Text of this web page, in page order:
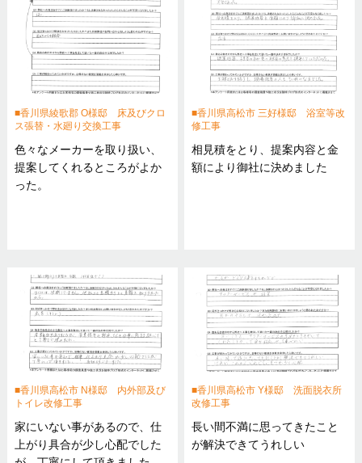
香川県綾歌郡 O様邸 床及びクロ
ス張替・水廻り交換工事
色々なメーカーを取り扱い、
提案してくれるところがよか
った。
香川県高松市 三好様邸 浴室等改
修工事
相見積をとり、提案内容と金
額により御社に決めました
香川県高松市 N様邸 内外部及び
トイレ改修工事
家にいない事があるので、仕
上がり具合が少し心配でした
香川県高松市 Y様邸 洗面脱衣所
改修工事
長い間不満に思ってきたこと
が解決できてうれしい